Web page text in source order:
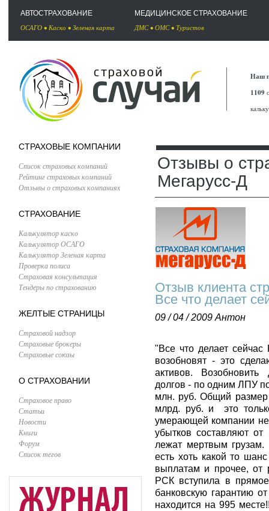
АВТОСТРАХОВАНИЕ
ОСАГО • Каско • Зеленая карта
МЕДИЦИНСКОЕ СТРАХОВАНИЕ
ДМС• ОМС• Туристов
Наш
1109
СТРАХОВЫЕ КОМПАНИИ
Список страховых компаний
Рейтинг страховых компаний
Отзывы о страховых компаниях
СТРАХОВАНИЕ
Калькулятор каско
Калькулятор ОСАГО
Калькулятор Зеленая карта
Проверка полиса
Страховая консультация
Тендеры по страхованию
ЖЕЛТЫЕ СТРАНИЦЫ
Страховой надзор
Страховые брокеры
Страховые союзы
О СТРАХОВАНИИ
Страховое право
Статьи
Новости
Книги
Форум
Список тегов
Отзывы о
Мегарусс-Д
Отзыв клиента
Все что делает
09 / 04 / 2009 Антон
"Все что делает
возобновят - это
активов. Возобновить
долгов - по одним ЛПУ
млн. руб. Общий размер
млрд. руб. и это
умерающей компании
убытков составляют
лежат мертвым грузам.
есть хоть какой то
выплатам и прочее, от
РСК вступила в
банковскую гарантию
находится на 995